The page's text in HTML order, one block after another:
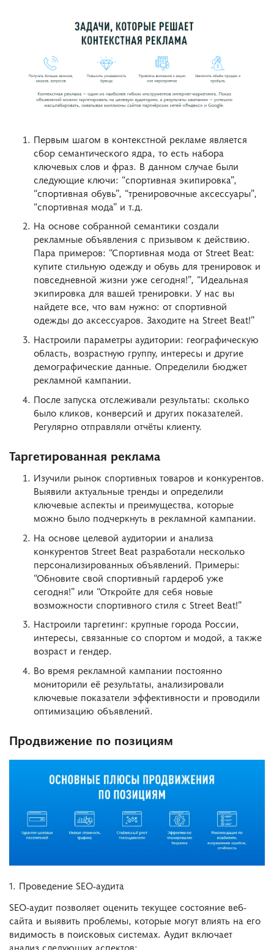
Первым шагом в контекстной рекламе является
сбор семантического ядра, то есть набора
ключевых слов и фраз. В данном случае были
следующие ключи: “спортивная экипировка”,
“спортивная обувь”, “тренировочные аксессуары”,
“спортивная мода” и т.д.
На основе собранной семантики создали
рекламные объявления с призывом к действию.
Пара примеров: “Спортивная мода от Street Beat:
купите стильную одежду и обувь для тренировок и
повседневной жизни уже сегодня!”, “Идеальная
экипировка для вашей тренировки. У нас вы
найдете все, что вам нужно: от спортивной
одежды до аксессуаров. Заходите на Street Beat!”
Настроили параметры аудитории: географическую
область, возрастную группу, интересы и другие
демографические данные. Определили бюджет
рекламной кампании.
После запуска отслеживали результаты: сколько
было кликов, конверсий и других показателей.
Регулярно отправляли отчёты клиенту.
Таргетированная реклама
Изучили рынок спортивных товаров и конкурентов.
Выявили актуальные тренды и определили
ключевые аспекты и преимущества, которые
можно было подчеркнуть в рекламной кампании.
На основе целевой аудитории и анализа
конкурентов Street Beat разработали несколько
персонализированных объявлений. Примеры:
“Обновите свой спортивный гардероб уже
сегодня!” или “Откройте для себя новые
возможности спортивного стиля с Street Beat!”
Настроили таргетинг: крупные города России,
интересы, связанные со спортом и модой, а также
возраст и гендер.
Во время рекламной кампании постоянно
мониторили её результаты, анализировали
ключевые показатели эффективности и проводили
оптимизацию объявлений.
Продвижение по позициям
1. Проведение SEO-аудита
SEO-аудит позволяет оценить текущее состояние веб-
сайта и выявить проблемы, которые могут влиять на его
видимость в поисковых системах. Аудит включает
анализ следующих аспектов: